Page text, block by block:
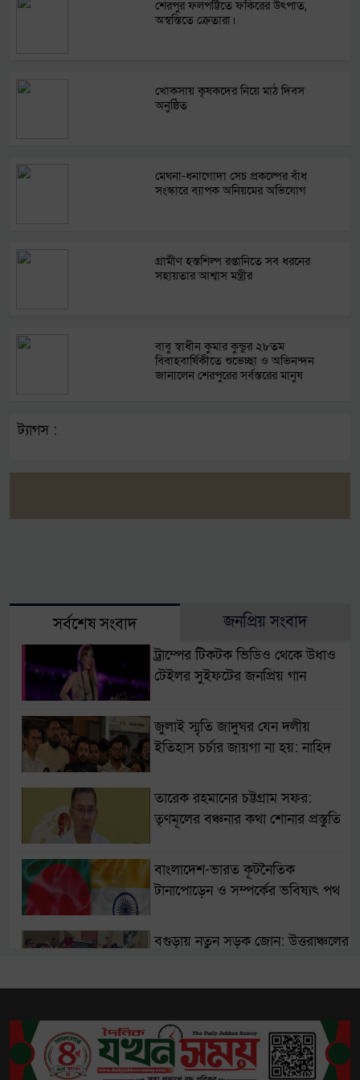
শেরপুর ফলপট্টিতে ফকিরের উৎপাত,
অস্বস্তিতে ক্রেতারা।
খোকসায় কৃষকদের নিয়ে মাঠ দিবস
অনুষ্ঠিত
মেঘনা-ধনাগোদা সেচ প্রকল্পের বাঁধ
সংস্কারে ব্যাপক অনিয়মের অভিযোগ
গ্রামীণ হস্তশিল্প রপ্তানিতে সব ধরনের
সহায়তার আশ্বাস মন্ত্রীর
বাবু স্বাধীন কুমার কুন্ডুর ২৮তম
বিবাহবার্ষিকীতে শুভেচ্ছা ও অভিনন্দন
জানালেন শেরপুরের সর্বস্তরের মানুষ
ট্যাগস :
সর্বশেষ সংবাদ জনপ্রিয় সংবাদ
ট্রাম্পের টিকটক ভিডিও থেকে উধাও
টেইলর সুইফটের জনপ্রিয় গান
জুলাই স্মৃতি জাদুঘর যেন দলীয়
ইতিহাস চর্চার জায়গা না হয়: নাহিদ
তারেক রহমানের চট্টগ্রাম সফর:
তৃণমূলের বঞ্চনার কথা শোনার প্রস্তুতি
বাংলাদেশ-ভারত কূটনৈতিক
টানাপোড়েন ও সম্পর্কের ভবিষ্যৎ পথ
বগুড়ায় নতুন সড়ক জোন: উত্তরাঞ্চলের
ধীরগতি ও অনিয়ম, ভোগান্তিতে ৫
উপজেলা